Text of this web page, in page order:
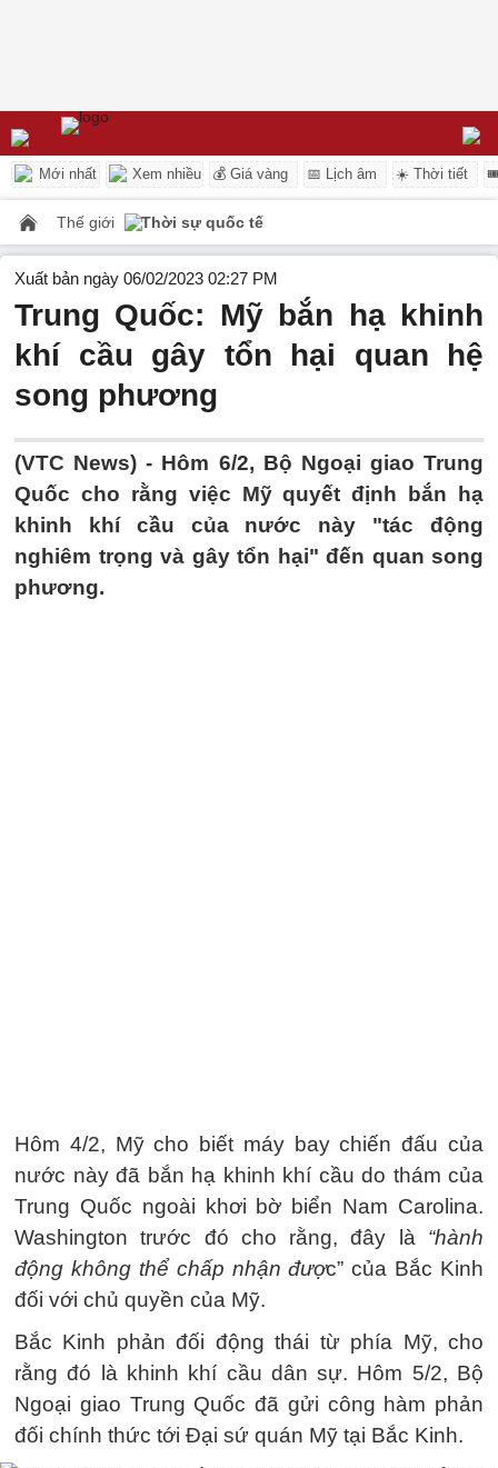
Mới nhất Xem nhiều 💰 Giá vàng 📅 Lịch âm ☀️ Thời tiết
Thế giới Thời sự quốc tế
Xuất bản ngày 06/02/2023 02:27 PM
Trung Quốc: Mỹ bắn hạ khinh
khí cầu gây tổn hại quan hệ
song phương
(VTC News) - Hôm 6/2, Bộ Ngoại giao Trung
Quốc cho rằng việc Mỹ quyết định bắn hạ
khinh khí cầu của nước này "tác động
nghiêm trọng và gây tổn hại" đến quan song
phương.
Hôm 4/2, Mỹ cho biết máy bay chiến đấu của
nước này đã bắn hạ khinh khí cầu do thám của
Trung Quốc ngoài khơi bờ biển Nam Carolina.
Washington trước đó cho rằng, đây là “hành
động không thể chấp nhận được” của Bắc Kinh
đối với chủ quyền của Mỹ.
Bắc Kinh phản đối động thái từ phía Mỹ, cho
rằng đó là khinh khí cầu dân sự. Hôm 5/2, Bộ
Ngoại giao Trung Quốc đã gửi công hàm phản
đối chính thức tới Đại sứ quán Mỹ tại Bắc Kinh.